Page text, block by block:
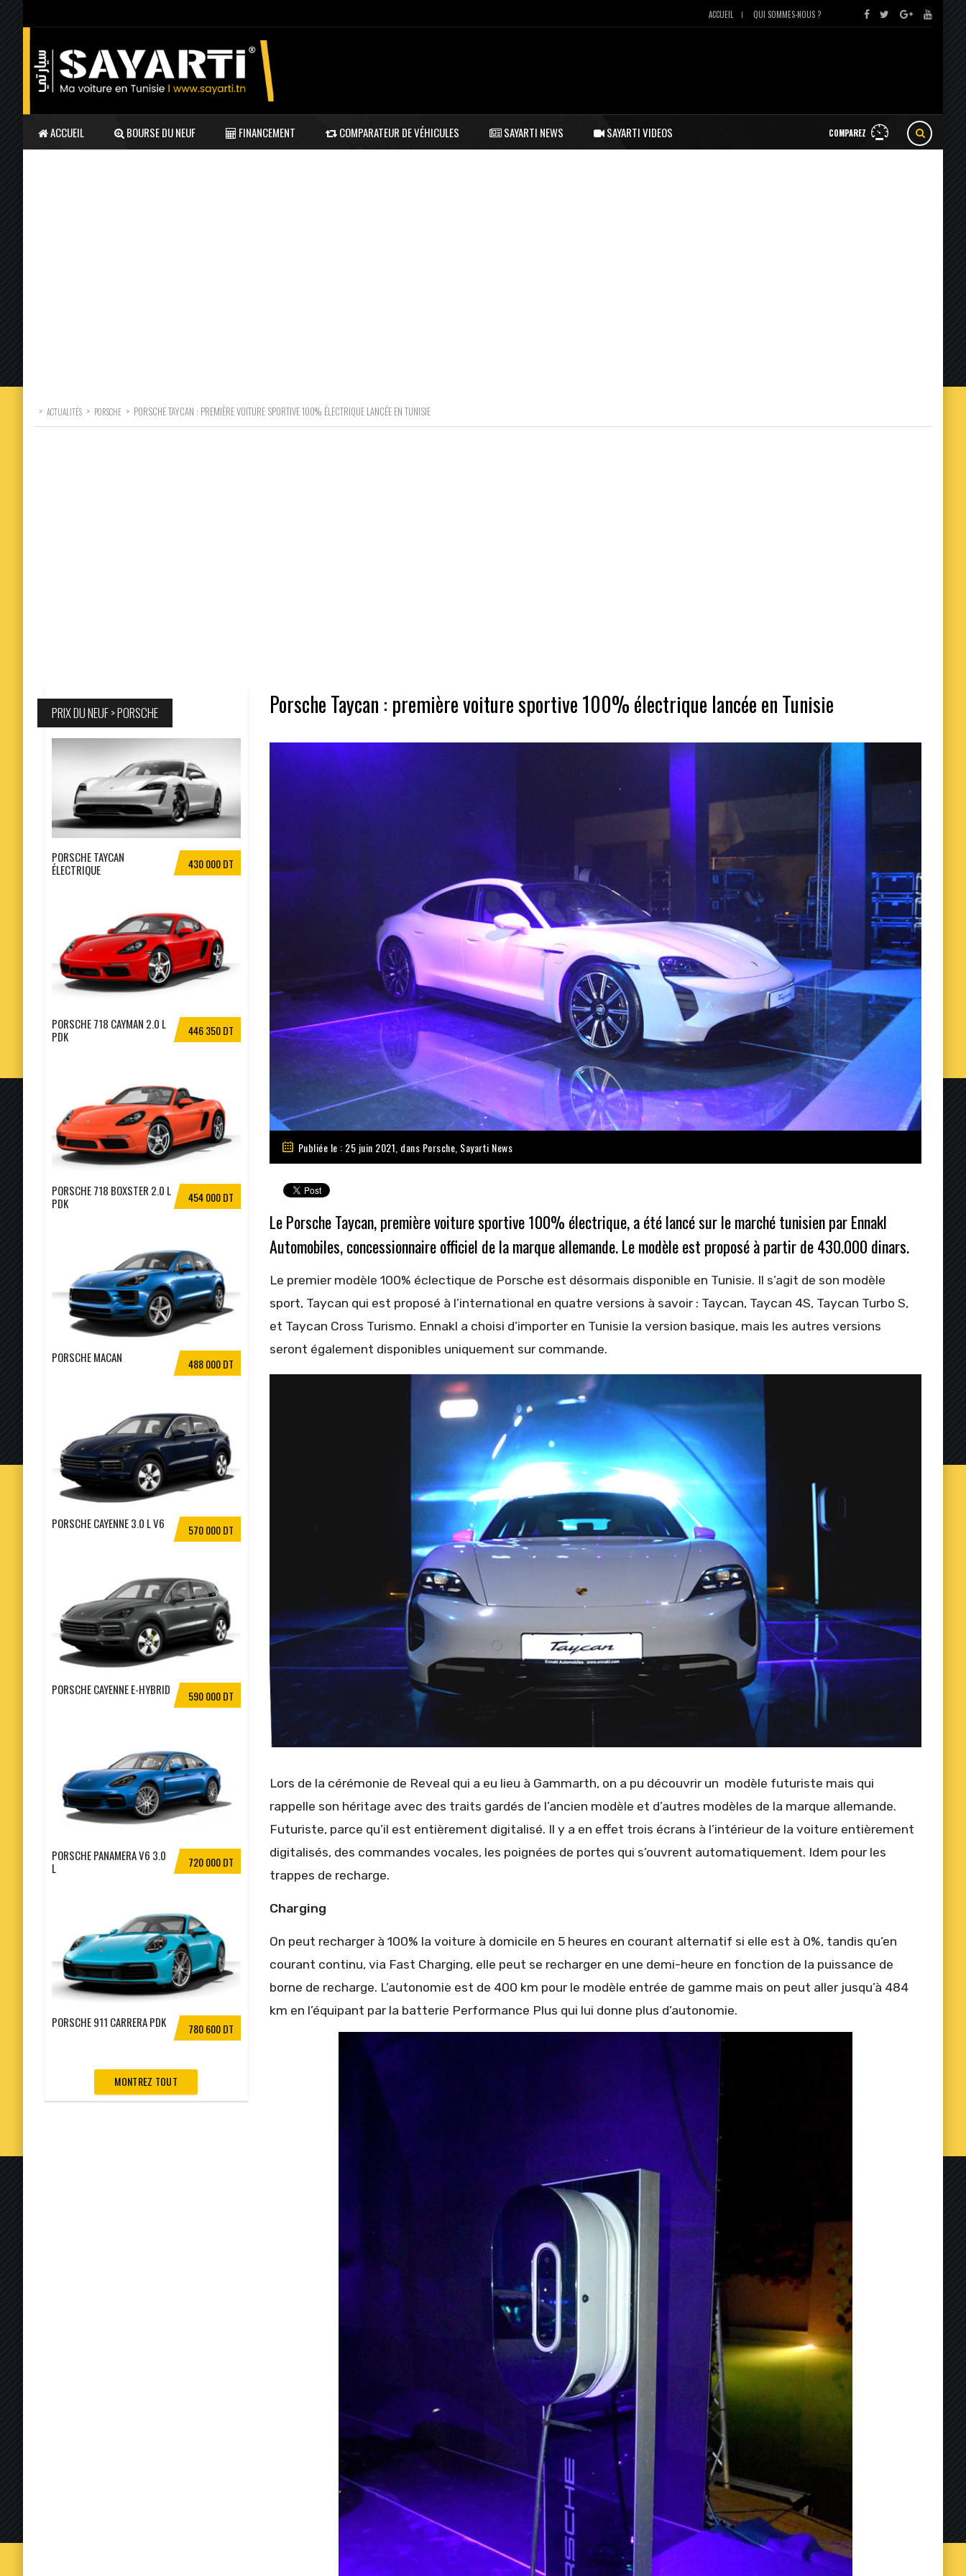
ACCUEIL QUI SOMMES-NOUS ?
COMPAREZ
ACCUEIL BOURSE DU NEUF FINANCEMENT COMPARATEUR DE VÉHICULES SAYARTI NEWS SAYARTI VIDEOS
> ACTUALITÉS > PORSCHE > PORSCHE TAYCAN : PREMIÈRE VOITURE SPORTIVE 100% ÉLECTRIQUE LANCÉE EN TUNISIE
Porsche Taycan : première voiture sportive 100% électrique lancée en Tunisie
Publiée le : 25 juin 2021, dans Porsche Sayarti News
Le Porsche Taycan, première voiture sportive 100% électrique, a été lancé sur le marché tunisien par Ennakl
Automobiles, concessionnaire officiel de la marque allemande. Le modèle est proposé à partir de 430.000 dinars.
Le premier modèle 100% éclectique de Porsche est désormais disponible en Tunisie. Il s’agit de son modèle
sport, Taycan qui est proposé à l’international en quatre versions à savoir : Taycan, Taycan 4S, Taycan Turbo S,
et Taycan Cross Turismo. Ennakl a choisi d’importer en Tunisie la version basique, mais les autres versions
seront également disponibles uniquement sur commande.
Lors de la cérémonie de Reveal qui a eu lieu à Gammarth, on a pu découvrir un modèle futuriste mais qui
rappelle son héritage avec des traits gardés de l’ancien modèle et d’autres modèles de la marque allemande.
Futuriste, parce qu’il est entièrement digitalisé. Il y a en effet trois écrans à l’intérieur de la voiture entièrement
digitalisés, des commandes vocales, les poignées de portes qui s’ouvrent automatiquement. Idem pour les
trappes de recharge.
Charging
On peut recharger à 100% la voiture à domicile en 5 heures en courant alternatif si elle est à 0%, tandis qu’en
courant continu, via Fast Charging, elle peut se recharger en une demi-heure en fonction de la puissance de
borne de recharge. L’autonomie est de 400 km pour le modèle entrée de gamme mais on peut aller jusqu’à 484
km en l’équipant par la batterie Performance Plus qui lui donne plus d’autonomie.
PRIX DU NEUF > PORSCHE
430 000 DT
PORSCHE TAYCAN
ÉLECTRIQUE
446 350 DT
PORSCHE 718 CAYMAN 2.0 L
PDK
454 000 DT
PORSCHE 718 BOXSTER 2.0 L
PDK
488 000 DT
PORSCHE MACAN
570 000 DT
PORSCHE CAYENNE 3.0 L V6
590 000 DT
PORSCHE CAYENNE E-HYBRID
720 000 DT
PORSCHE PANAMERA V6 3.0
L
780 600 DT
PORSCHE 911 CARRERA PDK
MONTREZ TOUT